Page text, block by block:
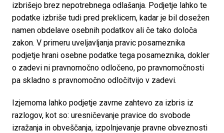
izbrišejo brez nepotrebnega odlašanja. Podjetje lahko te
podatke izbriše tudi pred preklicem, kadar je bil dosežen
namen obdelave osebnih podatkov ali če tako določa
zakon. V primeru uveljavljanja pravic posameznika
podjetje hrani osebne podatke tega posameznika, dokler
o zadevi ni pravnomočno odločeno, po pravnomočnosti
pa skladno s pravnomočno odločitvijo v zadevi.
Izjemoma lahko podjetje zavrne zahtevo za izbris iz
razlogov, kot so: uresničevanje pravice do svobode
izražanja in obveščanja, izpolnjevanje pravne obveznosti